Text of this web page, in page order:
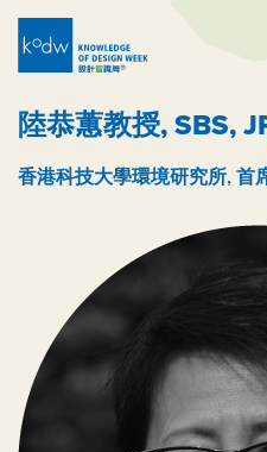
陸恭蕙教授, SBS,
香港科技大學環境研究所, 首